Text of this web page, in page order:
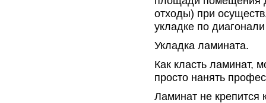
отходы) при
укладке по
Укладка ламината.
Как класть ламинат,
просто нанять
Ламинат не крепится